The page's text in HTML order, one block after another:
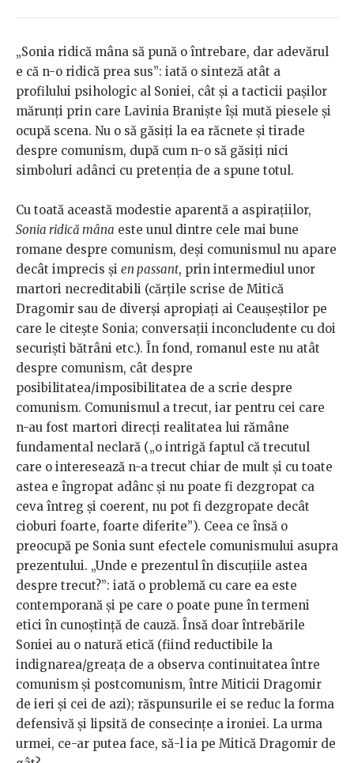
„Sonia ridică mâna să pună o întrebare, dar adevărul
e că n-­o ridică prea sus”: iată o sinteză atât a
profilului psihologic al Soniei, cât și a tacticii pașilor
mărunți prin care Lavinia Braniște își mută piesele și
ocupă scena. Nu o să găsiți la ea răcnete și tirade
despre comunism, după cum n-o să găsiți nici
simboluri adânci cu pretenția de a spune totul.
Cu toată această modestie aparentă a aspirațiilor,
Sonia ridică mâna este unul dintre cele mai bune
romane despre comunism, deși comunismul nu apare
decât imprecis și en passant, prin intermediul unor
martori necreditabili (cărțile scrise de Mitică
Dragomir sau de diverși apropiați ai Ceaușeștilor pe
care le citește Sonia; conversații inconcludente cu doi
securiști bătrâni etc.). În fond, romanul este nu atât
despre comunism, cât despre
posibilitatea/imposibilitatea de a scrie despre
comunism. Comunismul a trecut, iar pentru cei care
n-au fost martori direcți realitatea lui rămâne
fundamental neclară („o intrigă faptul că trecutul
care o interesează n-­a trecut chiar de mult și cu toate
astea e îngropat adânc și nu poate fi dezgropat ca
ceva întreg și coerent, nu pot fi dezgropate decât
cioburi foarte, foarte diferite”). Ceea ce însă o
preocupă pe Sonia sunt efectele comunismului asupra
prezentului. „Unde e prezentul în discuțiile astea
despre trecut?”: iată o problemă cu care ea este
contemporană și pe care o poate pune în termeni
etici în cunoștință de cauză. Însă doar întrebările
Soniei au o natură etică (fiind reductibile la
indignarea/greața de a observa continuitatea între
comunism și postcomunism, între Miticii Dragomir
de ieri și cei de azi); răspunsurile ei se reduc la forma
defensivă și lipsită de consecințe a ironiei. La urma
urmei, ce-ar putea face, să-l ia pe Mitică Dragomir de